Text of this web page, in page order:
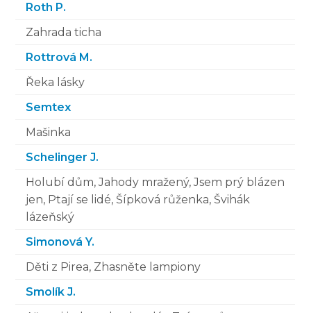
Roth P.
Zahrada ticha
Rottrová M.
Řeka lásky
Semtex
Mašinka
Schelinger J.
Holubí dům, Jahody mražený, Jsem prý blázen
jen, Ptají se lidé, Šípková růženka, Švihák
lázeňský
Simonová Y.
Děti z Pirea, Zhasněte lampiony
Smolík J.